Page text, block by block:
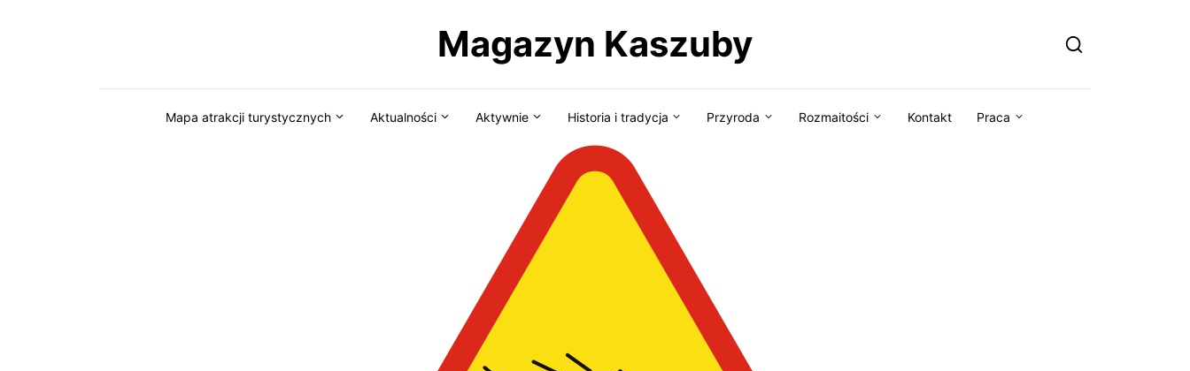
Magazyn Kaszuby
Mapa atrakcji turystycznych Aktualności Aktywnie Historia i tradycja Przyroda Rozmaitości Kontakt Praca